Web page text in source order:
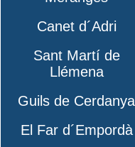
Canet d´Adri
Sant Martí de
Llémena
Guils de Cerdanya
El Far d´Empordà